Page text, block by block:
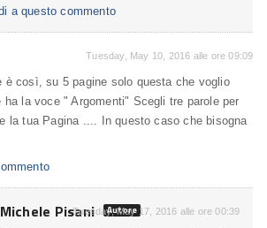
a questo commento
Tuesday, May 10, 2016 alle ore 09:09
è così, su 5 pagine solo questa che voglio
ha la voce " Argomenti" Scegli tre parole per
la tua Pagina .... In questo caso che bisogna
Michele Pisani Autore
Tuesday, May 17, 2016 alle ore 00:39